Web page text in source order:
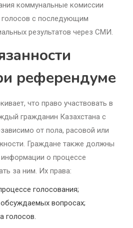
коммунальные комиссии
голосов с последующим
результатов через СМИ.
референдуме
что право участвовать в
гражданин Казахстана с
от пола, расовой или
Граждане также должны
о процессе
за ним. Их права:
голосования;
вопросах;
голосов.